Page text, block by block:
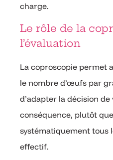
charge.
Le rôle de la
l’évaluation
La coproscopie permet
le nombre d’œufs par
d’adapter la décision
conséquence, plutôt
systématiquement tous
effectif.